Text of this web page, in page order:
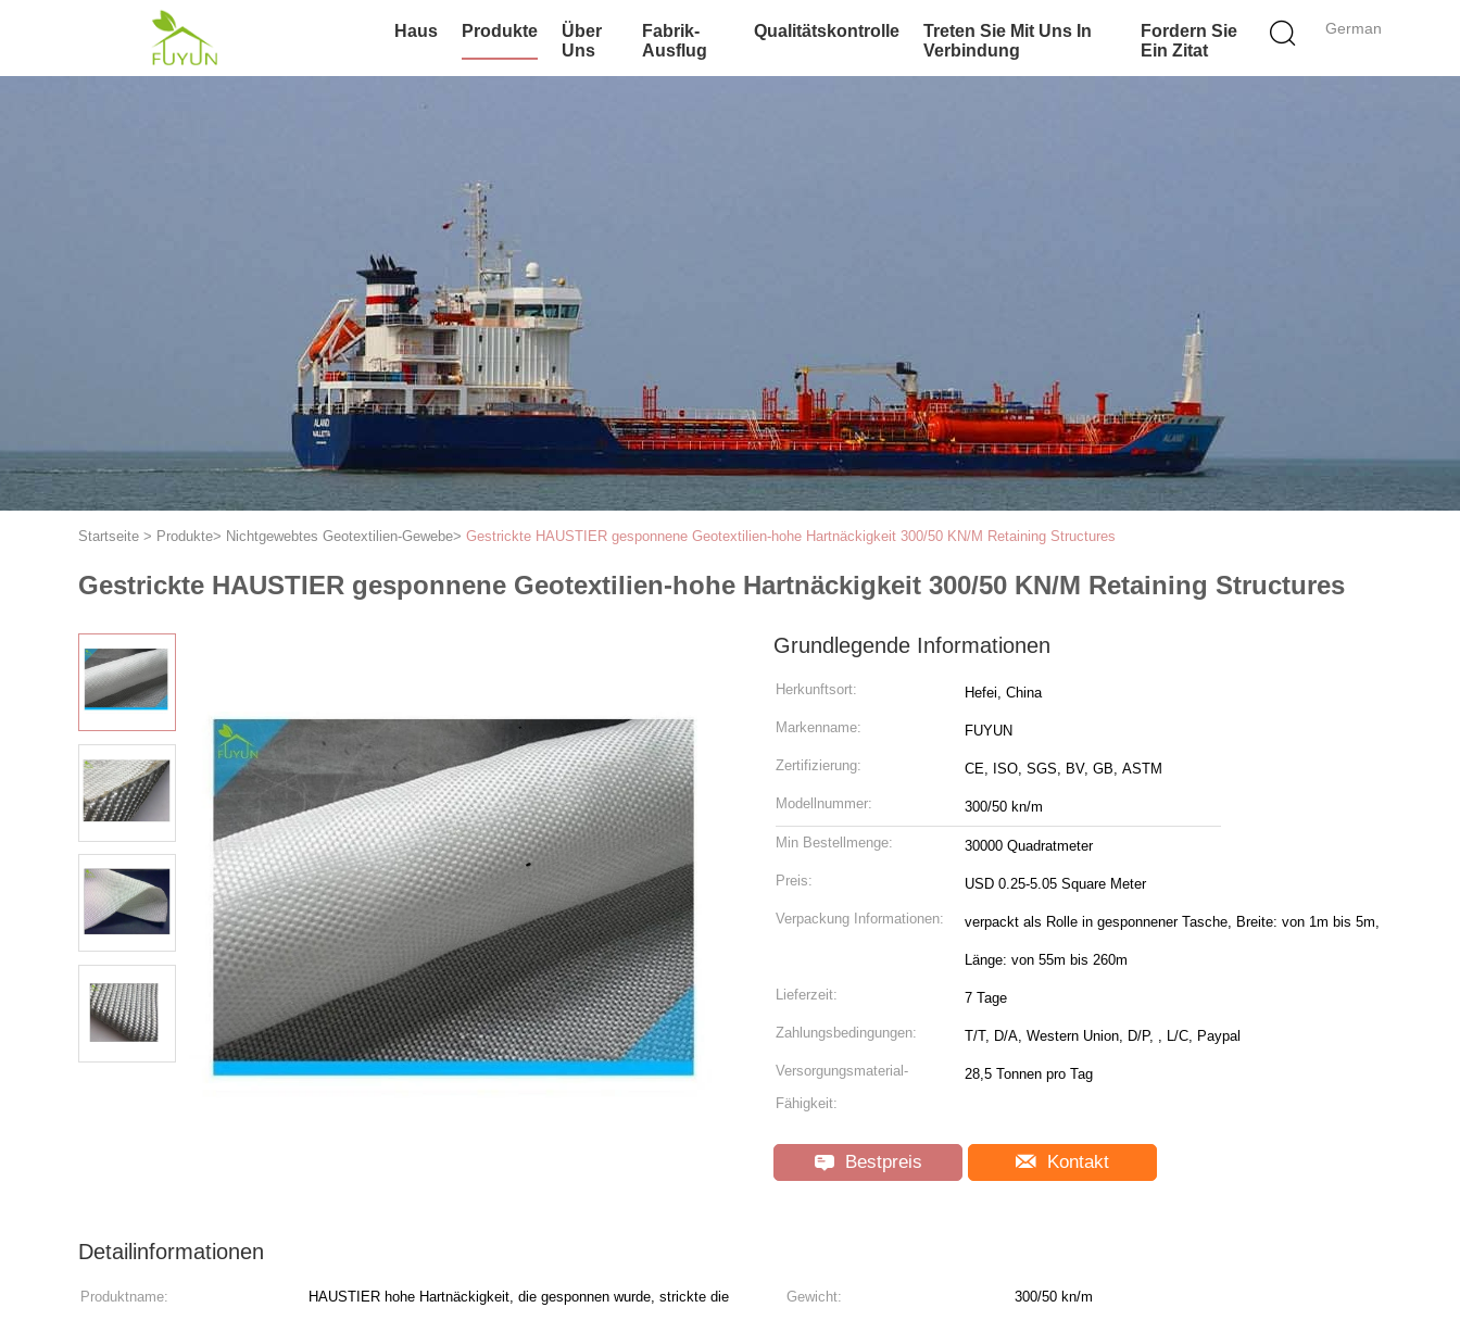
German
Haus Produkte
Über
Uns
Fabrik-
Ausflug
Qualitätskontrolle
Treten Sie Mit Uns In
Verbindung
Fordern Sie
Ein Zitat
Startseite > Produkte> Nichtgewebtes Geotextilien-Gewebe> Gestrickte HAUSTIER gesponnene Geotextilien-hohe Hartnäckigkeit 300/50 KN/M Retaining Structures
Gestrickte HAUSTIER gesponnene Geotextilien-hohe Hartnäckigkeit 300/50 KN/M Retaining Structures
Grundlegende Informationen
Herkunftsort: Hefei, China
Markenname: FUYUN
Zertifizierung: CE, ISO, SGS, BV, GB, ASTM
Modellnummer: 300/50 kn/m
Min Bestellmenge: 30000 Quadratmeter
Preis: USD 0.25-5.05 Square Meter
Verpackung Informationen: verpackt als Rolle in gesponnener Tasche, Breite: von 1m bis 5m,
Länge: von 55m bis 260m
Lieferzeit: 7 Tage
Zahlungsbedingungen: T/T, D/A, Western Union, D/P, , L/C, Paypal
Versorgungsmaterial-
Fähigkeit:
28,5 Tonnen pro Tag
Bestpreis Kontakt
Detailinformationen
Produktname:
HAUSTIER hohe Hartnäckigkeit, die gesponnen wurde, strickte die
Gewicht: 300/50 kn/m